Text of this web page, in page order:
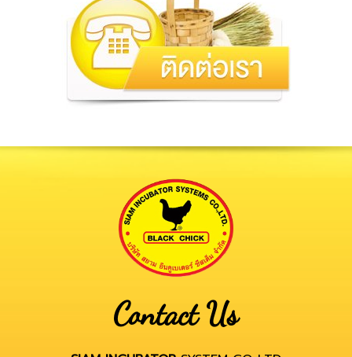
Contact Us